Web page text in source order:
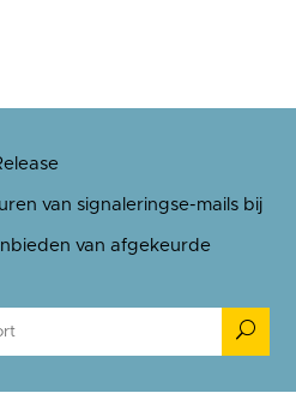
van signaleringse-mails bij
van afgekeurde
U